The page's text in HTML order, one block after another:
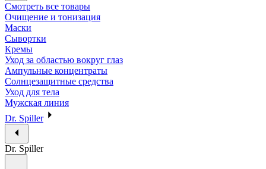
Смотреть все товары
Очищение и тонизация
Маски
Сывортки
Кремы
Уход за областью вокруг глаз
Ампульные концентраты
Солнцезащитные средства
Уход для тела
Мужская линия
Dr. Spiller
Dr. Spiller